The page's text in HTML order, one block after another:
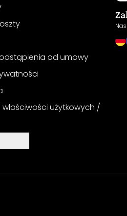
od umowy
użytkowych /